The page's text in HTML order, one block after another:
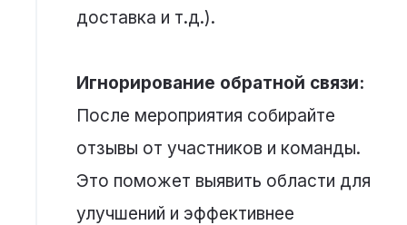
доставка и т.д.).
Игнорирование обратной связи:
После мероприятия собирайте
отзывы от участников и команды.
Это поможет выявить области для
улучшений и эффективнее